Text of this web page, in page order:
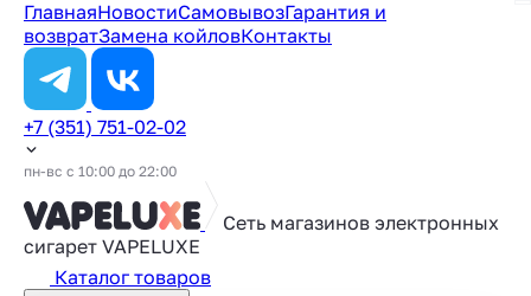
ГлавнаяНовостиСамовывозГарантия и
возвратЗамена койловКонтакты
+7 (351) 751-02-02
пн-вс с 10:00 до 22:00
Сеть магазинов электронных
сигарет VAPELUXE
Каталог товаров